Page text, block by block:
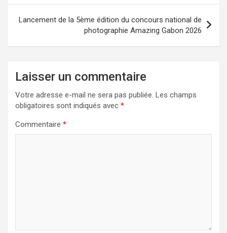
Lancement de la 5ème édition du concours national de
photographie Amazing Gabon 2026
Laisser un commentaire
Votre adresse e-mail ne sera pas publiée. Les champs
obligatoires sont indiqués avec *
Commentaire *